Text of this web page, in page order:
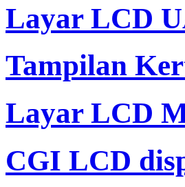
Layar LCD
Tampilan
Layar LCD
CGI LCD